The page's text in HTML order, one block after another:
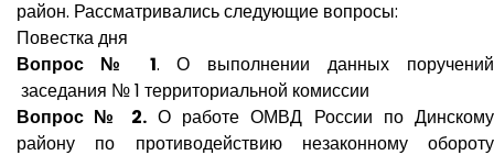
район. Рассматривались следующие вопросы:
Повестка дня
Вопрос № 1. О выполнении данных поручений
заседания № 1 территориальной комиссии
Вопрос № 2.О работе ОМВД России по Динскому
району по противодействию незаконному обороту